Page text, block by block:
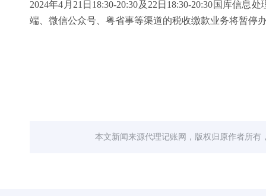
2024年4月21日18:30-20:30及22日18:30-20:30国库信息处
端、微信公众号、粤省事等渠道的税收缴款业务将暂停
本文新闻来源代理记账网，版权归原作者所